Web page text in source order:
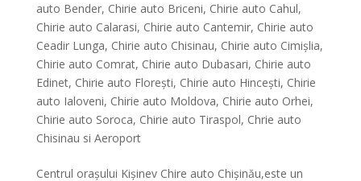
auto Bender, Chirie auto Briceni, Chirie auto Cahul,
Chirie auto Calarasi, Chirie auto Cantemir, Chirie auto
Ceadir Lunga, Chirie auto Chisinau, Chirie auto Cimișlia,
Chirie auto Comrat, Chirie auto Dubasari, Chirie auto
Edinet, Chirie auto Florești, Chirie auto Hinceşti, Chirie
auto Ialoveni, Chirie auto Moldova, Chirie auto Orhei,
Chirie auto Soroca, Chirie auto Tiraspol, Chrie auto
Chisinau si Aeroport
Centrul orașului Kișinev Chire auto Chișinău,este un